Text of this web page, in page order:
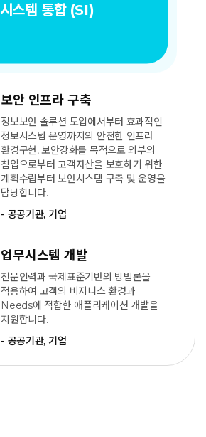
시스템 통합 (SI)
보안 인프라 구축
정보보안 솔루션 도입에서부터 효과적인
정보시스템 운영까지의 안전한 인프라
환경구현, 보안강화를 목적으로 외부의
침입으로부터 고객자산을 보호하기 위한
계획수립부터 보안시스템 구축 및 운영을
담당합니다.
- 공공기관, 기업
업무시스템 개발
전문인력과 국제표준기반의 방법론을
적용하여 고객의 비지니스 환경과
Needs에 적합한 애플리케이션 개발을
지원합니다.
- 공공기관, 기업